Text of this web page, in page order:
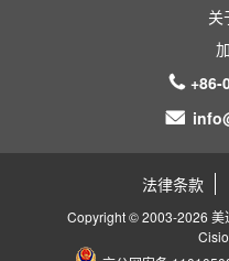
关
+86-
法律条款
Copyright © 2003-2026 美